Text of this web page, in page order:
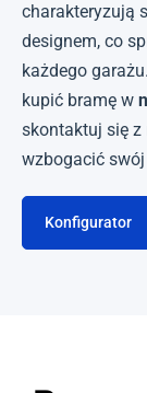
charakteryzują
designem, co
każdego
kupić bramę w
skontaktuj się z
wzbogacić
Konfigurator